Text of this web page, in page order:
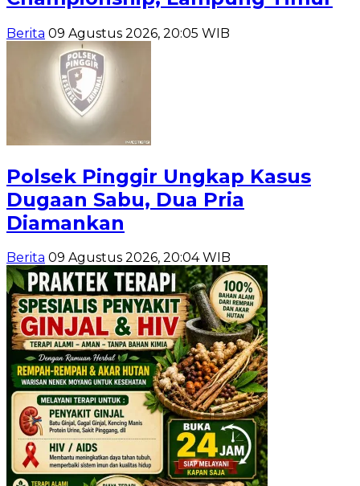
Berita 09 Agustus 2026, 20:05 WIB
Polsek Pinggir Ungkap Kasus
Dugaan Sabu, Dua Pria
Diamankan
Berita 09 Agustus 2026, 20:04 WIB